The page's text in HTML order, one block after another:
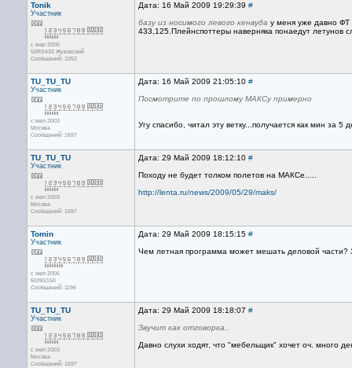
Tonik
Участник
с мар 2005
50RS433 Жуковский
Сообщений: 1052
Дата: 16 Май 2009 19:29:39 #
базу из носимого левого кенвуда у меня уже давно ФТ
433,125.Плейнспоттеры наверняка понаедут летунов
TU_TU_TU
Участник
с июл 2003
Москва
Сообщений: 1697
Дата: 16 Май 2009 21:05:10 #
Посмотрите по прошлому МАКСу примерно
Угу спасибо, читал эту ветку...получается как мин за
TU_TU_TU
Участник
с июл 2003
Москва
Сообщений: 1697
Дата: 29 Май 2009 18:12:10 #
Походу не будет толком полетов на МАКСе.....
http://lenta.ru/news/2009/05/29/maks/
Tomin
Участник
с июл 2006
50/90/150
Сообщений: 1196
Дата: 29 Май 2009 18:15:15 #
Чем летная программа может мешать деловой части?
TU_TU_TU
Участник
с июл 2003
Москва
Сообщений: 1697
Дата: 29 Май 2009 18:18:07 #
Звучит как отговорка..
Давно слухи ходят, что "мебельщик" хочет оч. много